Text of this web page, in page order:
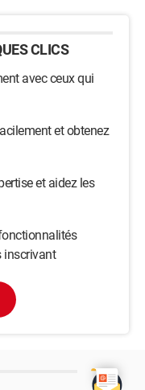
CLICS
avec ceux qui
et obtenez
et aidez les
inscrivant